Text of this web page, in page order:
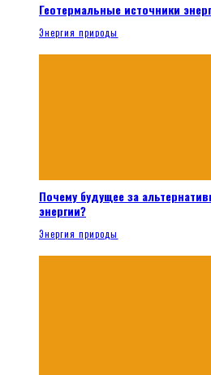
Геотермальные источники
Энергия природы
Почему будущее за
энергии?
Энергия природы